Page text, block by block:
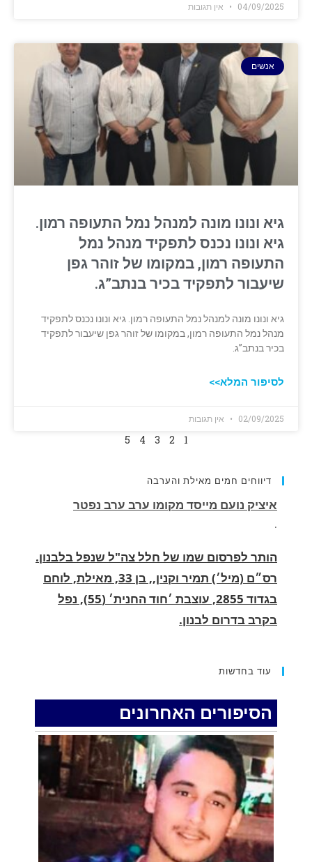
04/09/2025 אין תגובות
אנשים
גיא ונונו מונה למנהל נמל התעופה רמון.
גיא ונונו נכנס לתפקיד מנהל נמל
התעופה רמון, במקומו של זוהר גפן
שיעבור לתפקיד בכיר בנתב”ג.
גיא ונונו מונה למנהל נמל התעופה רמון. גיא ונונו נכנס לתפקיד
מנהל נמל התעופה רמון, במקומו של זוהר גפן שיעבור לתפקיד
בכיר בנתב”ג.
לסיפור המלא>>
02/09/2025 אין תגובות
1
2
3
4
5
דיווחים חמים מאילת והערבה
הותר לפרסום שמו של חלל צה"ל שנפל בלבנון.
בגדוד 2855, עוצבת ׳חוד החנית׳ (55), נפל
בקרב בדרום לבנון.
.
החופשה המשפחתית שהפכה למסע גניבות:
ילדיהם יצאו למסע גניבות באילת.
האדמה רועדת- סדרת רעידות אדמה בחצי האי
סיני
רעידת אדמה הורגשה באילת
איציק נועם מייסד מקומו ערב ערב נפטר
עוד בחדשות
הסיפורים האחרונים